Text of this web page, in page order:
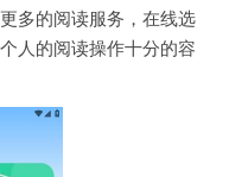
多的阅读服务，在线选
人的阅读操作十分的容